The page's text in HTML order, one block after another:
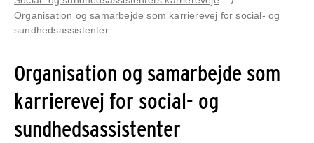
Organisation og samarbejde som karrierevej for social- og
sundhedsassistenter
Organisation og samarbejde som
karrierevej for social- og
sundhedsassistenter